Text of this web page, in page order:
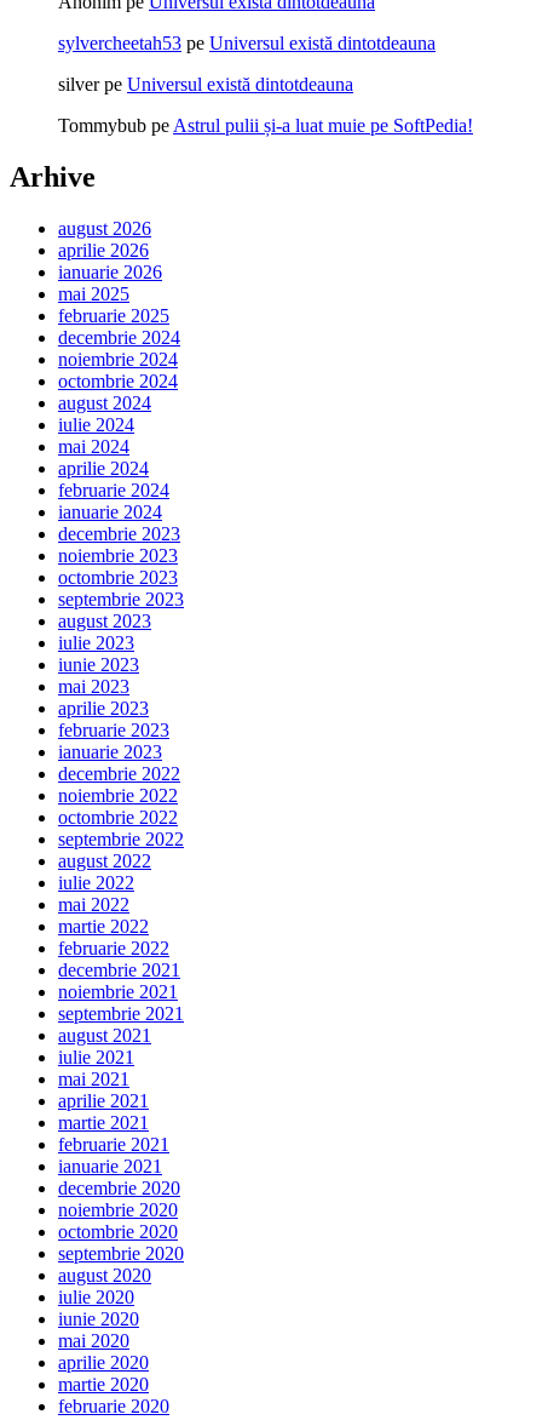
sylvercheetah53 pe Universul există dintotdeauna
silverpe Universul există dintotdeauna
Tommybub pe Astrul pulii și-a luat muie pe SoftPedia!
Arhive
august 2026
aprilie 2026
ianuarie 2026
mai 2025
februarie 2025
decembrie 2024
noiembrie 2024
octombrie 2024
august 2024
iulie 2024
mai 2024
aprilie 2024
februarie 2024
ianuarie 2024
decembrie 2023
noiembrie 2023
octombrie 2023
septembrie 2023
august 2023
iulie 2023
iunie 2023
mai 2023
aprilie 2023
februarie 2023
ianuarie 2023
decembrie 2022
noiembrie 2022
octombrie 2022
septembrie 2022
august 2022
iulie 2022
mai 2022
martie 2022
februarie 2022
decembrie 2021
noiembrie 2021
septembrie 2021
august 2021
iulie 2021
mai 2021
aprilie 2021
martie 2021
februarie 2021
ianuarie 2021
decembrie 2020
noiembrie 2020
octombrie 2020
septembrie 2020
august 2020
iulie 2020
iunie 2020
mai 2020
aprilie 2020
martie 2020
februarie 2020